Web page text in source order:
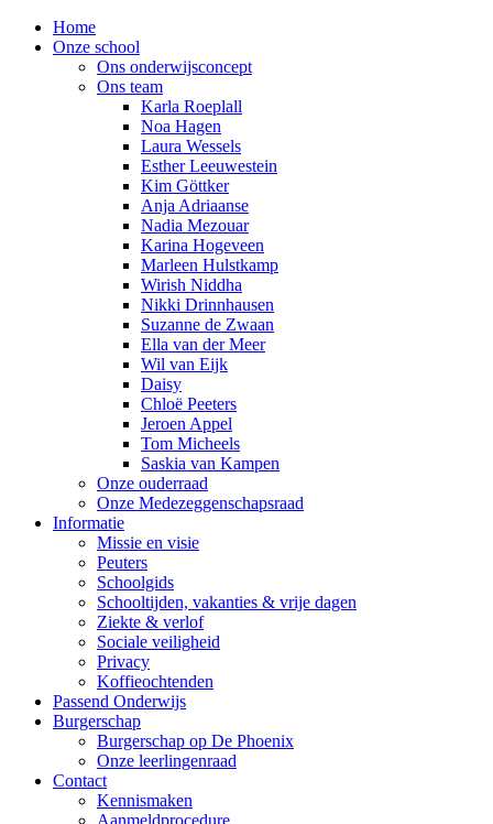
Home
Onze school
Ons onderwijsconcept
Ons team
Karla Roeplall
Noa Hagen
Laura Wessels
Esther Leeuwestein
Kim Göttker
Anja Adriaanse
Nadia Mezouar
Karina Hogeveen
Marleen Hulstkamp
Wirish Niddha
Nikki Drinnhausen
Suzanne de Zwaan
Ella van der Meer
Wil van Eijk
Daisy
Chloë Peeters
Jeroen Appel
Tom Micheels
Saskia van Kampen
Onze ouderraad
Onze Medezeggenschapsraad
Informatie
Missie en visie
Peuters
Schoolgids
Schooltijden, vakanties & vrije dagen
Ziekte & verlof
Sociale veiligheid
Privacy
Koffieochtenden
Passend Onderwijs
Burgerschap
Burgerschap op De Phoenix
Onze leerlingenraad
Contact
Kennismaken
Aanmeldprocedure